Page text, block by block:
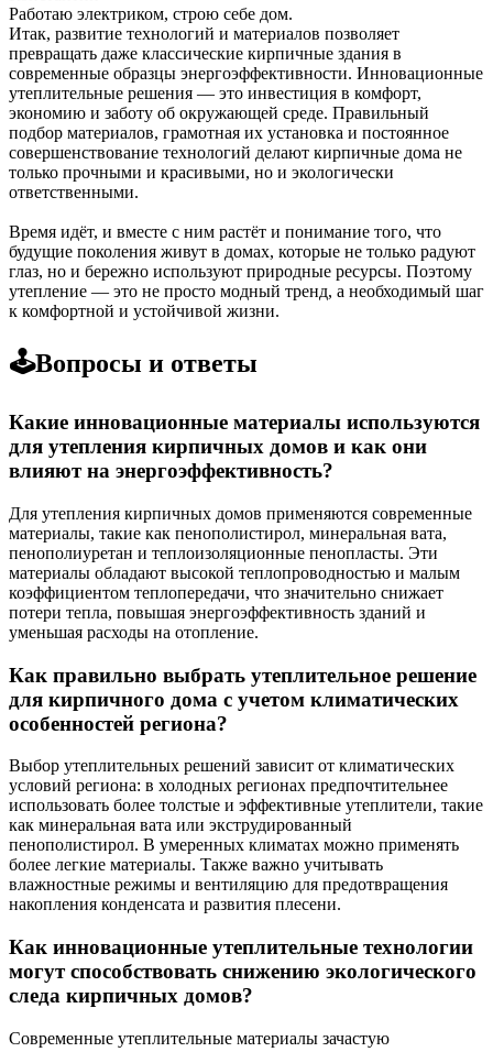
Работаю электриком, строю себе дом.
Итак, развитие технологий и материалов позволяет
превращать даже классические кирпичные здания в
современные образцы энергоэффективности. Инновационные
утеплительные решения — это инвестиция в комфорт,
экономию и заботу об окружающей среде. Правильный
подбор материалов, грамотная их установка и постоянное
совершенствование технологий делают кирпичные дома не
только прочными и красивыми, но и экологически
ответственными.
Время идёт, и вместе с ним растёт и понимание того, что
будущие поколения живут в домах, которые не только радуют
глаз, но и бережно используют природные ресурсы. Поэтому
утепление — это не просто модный тренд, а необходимый шаг
к комфортной и устойчивой жизни.
🕹️Вопросы и ответы
Какие инновационные материалы используются
для утепления кирпичных домов и как они
влияют на энергоэффективность?
Для утепления кирпичных домов применяются современные
материалы, такие как пенополистирол, минеральная вата,
пенополиуретан и теплоизоляционные пенопласты. Эти
материалы обладают высокой теплопроводностью и малым
коэффициентом теплопередачи, что значительно снижает
потери тепла, повышая энергоэффективность зданий и
уменьшая расходы на отопление.
Как правильно выбрать утеплительное решение
для кирпичного дома с учетом климатических
особенностей региона?
Выбор утеплительных решений зависит от климатических
условий региона: в холодных регионах предпочтительнее
использовать более толстые и эффективные утеплители, такие
как минеральная вата или экструдированный
пенополистирол. В умеренных климатах можно применять
более легкие материалы. Также важно учитывать
влажностные режимы и вентиляцию для предотвращения
накопления конденсата и развития плесени.
Как инновационные утеплительные технологии
могут способствовать снижению экологического
следа кирпичных домов?
Современные утеплительные материалы зачастую